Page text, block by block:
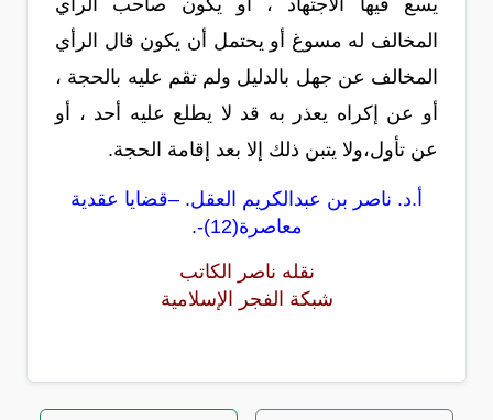
يسع فيها الاجتهاد ، أو يكون صاحب الرأي
المخالف له مسوغ أو يحتمل أن يكون قال الرأي
المخالف عن جهل بالدليل ولم تقم عليه بالحجة ،
أو عن إكراه يعذر به قد لا يطلع عليه أحد ، أو
عن تأول،ولا يتبن ذلك إلا بعد إقامة الحجة.
أ.د. ناصر بن عبدالكريم العقل. –قضايا عقدية
معاصرة(12)-.
نقله ناصر الكاتب
شبكة الفجر الإسلامية